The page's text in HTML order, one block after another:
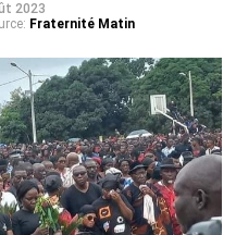
2023
Fraternité Matin